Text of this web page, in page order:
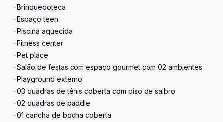
-Brinquedoteca
-Espaço teen
-Piscina aquecida
-Fitness center
-Pet place
-Salão de festas com espaço gourmet com 02 ambientes
-Playground externo
-03 quadras de tênis coberta com piso de saibro
-02 quadras de paddle
-01 cancha de bocha coberta